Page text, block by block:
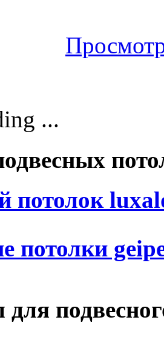
...
потолок
потолки